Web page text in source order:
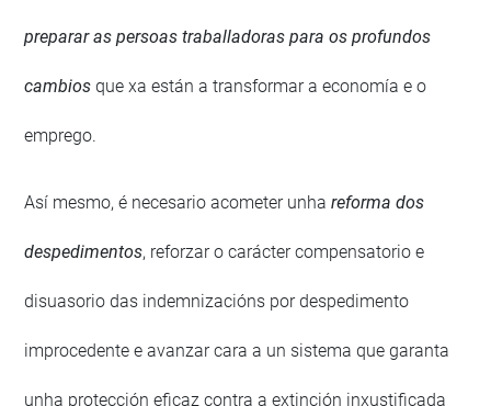
preparar as persoas traballadoras para os profundos
cambios que xa están a transformar a economía e o
emprego.
Así mesmo, é necesario acometer unhareforma dos
despedimentos, reforzar o carácter compensatorio e
disuasorio das indemnizacións por despedimento
improcedente e avanzar cara a un sistema que garanta
unha protección eficaz contra a extinción inxustificada